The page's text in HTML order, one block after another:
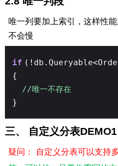
唯一列要加上索引，这样性
不会慢
if
{
//唯一不存在
}
三、 自定义分表
疑问： 自定义分表可以支持